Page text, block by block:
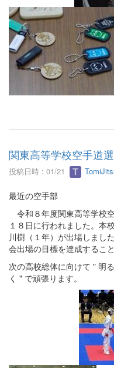
関東高等学校空手道
投稿日時 : 01/21
最近の空手部
令和８年度関東高等学校
１８日に行われました。本
川樹（１年）が出場しまし
会出場の目標を達成するこ
次の高校総体に向けて " 明
く " で頑張ります。